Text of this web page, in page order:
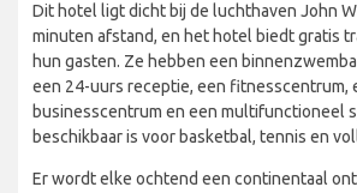
Dit hotel ligt dicht bij de luchthaven John
minuten afstand, en het hotel biedt gratis
hun gasten. Ze hebben een
een 24-uurs receptie, een fitnesscentrum,
businesscentrum en een multifunctioneel
beschikbaar is voor basketbal, tennis en
Er wordt elke ochtend een continentaal